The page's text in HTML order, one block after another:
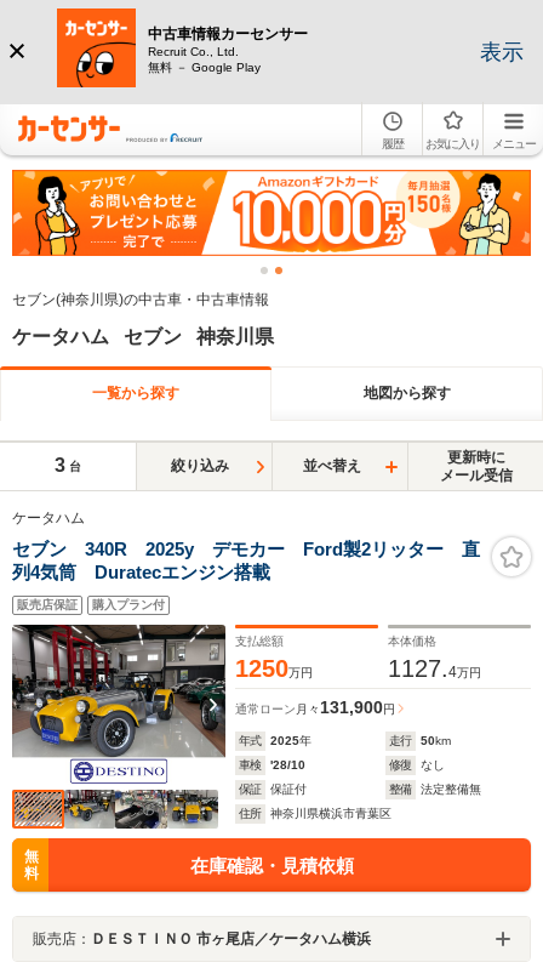
中古車情報カーセンサー
Recruit Co., Ltd.
無料 － Google Play
表示
履歴 お気に入り メニュー
セブン(神奈川県)の中古車・中古車情報
ケータハム セブン 神奈川県
一覧から探す 地図から探す
3 台 絞り込み 並べ替え
更新時に
メール受信
ケータハム
セブン 340R 2025y デモカー Ford製2リッター 直
列4気筒 Duratecエンジン搭載
販売店保証 購入プラン付
支払総額
1250万円
本体価格
1127.4万円
通常ローン 月々131,900円
年式 2025年 走行 50km
車検
'28/10 修復
なし
保証
保証付 整備
法定整備無
住所
神奈川県横浜市青葉区
無
料
在庫確認・見積依頼
販売店： ＤＥＳＴＩＮＯ 市ヶ尾店／ケータハム横浜